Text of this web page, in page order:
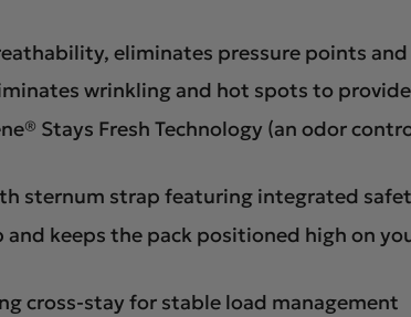
eliminates pressure points
wrinkling and hot spots to
Stays Fresh Technology (an odor
sternum strap featuring integrated
keeps the pack positioned high on
cross-stay for stable load management